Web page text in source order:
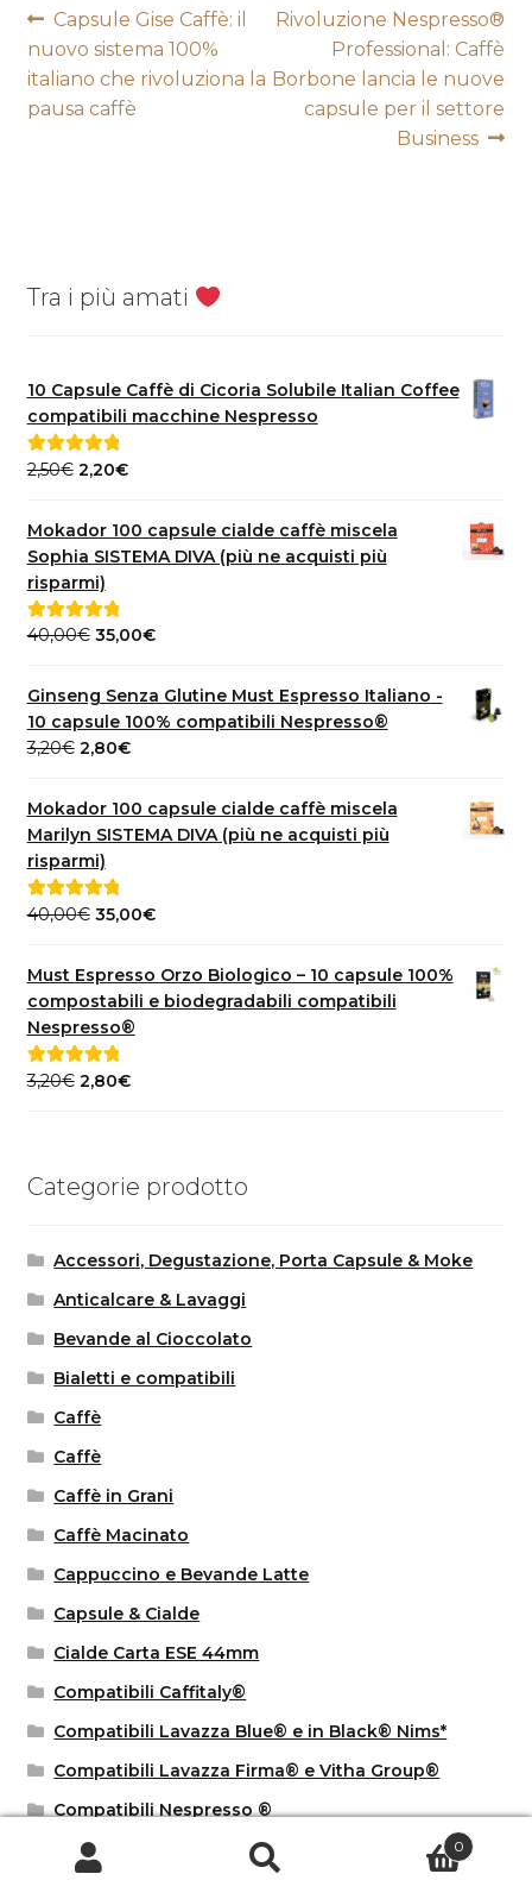
Navigazione
articoli
Articolo
precedente:
Capsule Gise Caffè: il
nuovo sistema 100%
italiano che rivoluziona la
pausa caffè
Articolo
successivo:
Rivoluzione Nespresso®
Professional: Caffè
Borbone lancia le nuove
capsule per il settore
Business
Tra i più amati
10 Capsule Caffè di Cicoria Solubile Italian Coffee
compatibili macchine Nespresso
Valutato5.00
2,50€ Il
originale
era:
2,50€.
2,20€Il
attuale
è:
Mokador 100 capsule cialde caffè miscela
Sophia SISTEMA DIVA (più ne acquisti più
risparmi)
Valutato5.00
40,00€ Il
originale
era:
40,00€.
35,00€Il
attuale
è:
Ginseng Senza Glutine Must Espresso Italiano -
10 capsule 100% compatibili Nespresso®
3,20€ Il
originale
era:
3,20€.
2,80€Il
attuale
è:
Mokador 100 capsule cialde caffè miscela
Marilyn SISTEMA DIVA (più ne acquisti più
risparmi)
Valutato5.00
40,00€ Il
originale
era:
40,00€.
35,00€Il
attuale
è:
Must Espresso Orzo Biologico – 10 capsule 100%
compostabili e biodegradabili compatibili
Nespresso®
Valutato5.00
3,20€ Il
3,20€.
2,80€Il
2,80€.
Categorie prodotto
Accessori, Degustazione, Porta Capsule & Moke
Anticalcare & Lavaggi
Bevande al Cioccolato
Bialetti e compatibili
Caffè
Caffè
Caffè in Grani
Caffè Macinato
Cappuccino e Bevande Latte
Capsule & Cialde
Cialde Carta ESE 44mm
Compatibili Caffitaly®
Compatibili Lavazza Blue® e in Black® Nims*
Compatibili Lavazza Firma® e Vitha Group®
Compatibili Nespresso ®
Compatibili Sistema Uno Indesit®
0